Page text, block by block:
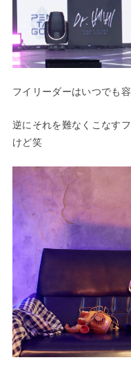
フイリーダーはいつでも
逆にそれを難なくこなす
けど笑